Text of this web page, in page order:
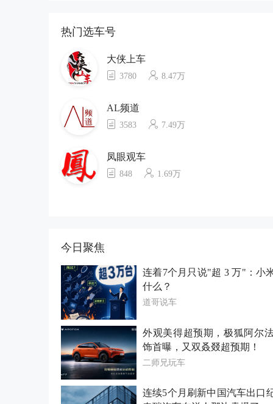
热门选车号
大侠上车
3780 8.47万
AL频道
3583 7.49万
凤眼观车
848 1.69万
今日聚焦
连着7个月只说"超 3 万"：小
什么？
道哥说车
外观美得超预期，极狐阿尔
饰首曝，又双叒叕超预期！
二师兄玩车
连续5个月刷新中国汽车出口